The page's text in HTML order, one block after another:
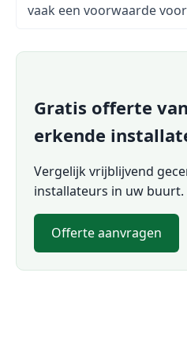
vaak een voorwaarde
Gratis offerte van
erkende
Vergelijk vrijblijvend
installateurs in uw buurt.
Offerte aanvragen